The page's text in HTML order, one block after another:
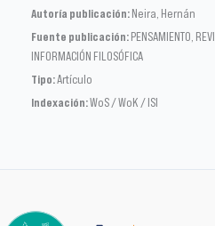
Autoría publicación:Neira, Hernán
Fuente publicación:PENSAMIENTO,
INFORMACIÓN FILOSÓFICA
Tipo:Artículo
Indexación:WoS / WoK / ISI